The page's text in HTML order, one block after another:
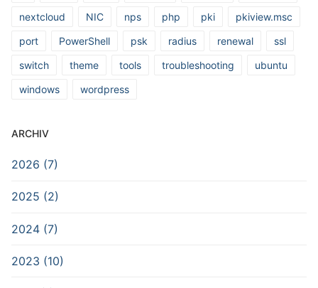
nextcloud
NIC nps php pki
pkiview.msc
port
PowerShell psk radius renewal
ssl
switch
theme tools troubleshooting
ubuntu
windows
wordpress
ARCHIV
2026 (7)
2025 (2)
2024 (7)
2023 (10)